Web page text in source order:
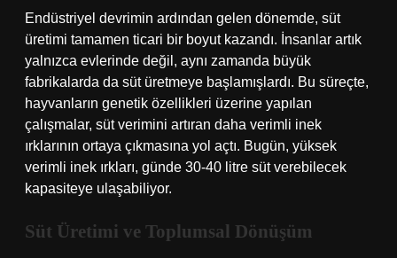
Endüstriyel devrimin ardından gelen dönemde, süt
üretimi tamamen ticari bir boyut kazandı. İnsanlar artık
yalnızca evlerinde değil, aynı zamanda büyük
fabrikalarda da süt üretmeye başlamışlardı. Bu süreçte,
hayvanların genetik özellikleri üzerine yapılan
çalışmalar, süt verimini artıran daha verimli inek
ırklarının ortaya çıkmasına yol açtı. Bugün, yüksek
verimli inek ırkları, günde 30-40 litre süt verebilecek
kapasiteye ulaşabiliyor.
Süt Üretimi ve Toplumsal Dönüşüm